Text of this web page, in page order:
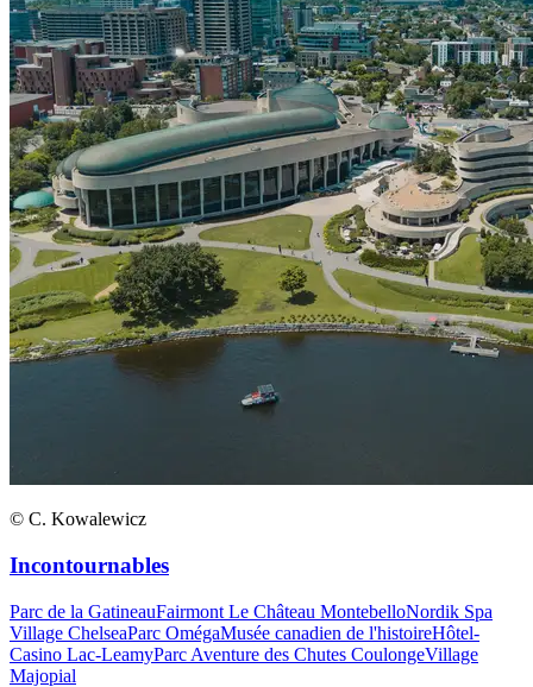
© C. Kowalewicz
Incontournables
Parc de la GatineauFairmont Le Château MontebelloNordik Spa
Village ChelseaParc OmégaMusée canadien de l'histoireHôtel-
Casino Lac-LeamyParc Aventure des Chutes CoulongeVillage
Majopial